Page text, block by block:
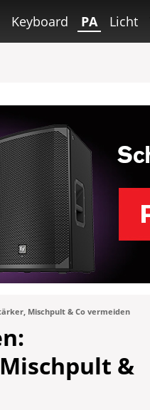
Keyboard PA Licht
Mischpult & Co vermeiden
&